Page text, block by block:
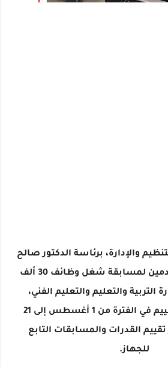
والإدارة، برئاسة الدكتور صالح
الشيخ، تقييم المتقدمين لمسابقة شغل وظائف 30 ألف
والتعليم والتعليم الفني،
وتستمر اعمال التقييم في الفترة من 1 أغسطس إلى 21
تقييم القدرات والمسابقات التابع
للجهاز.